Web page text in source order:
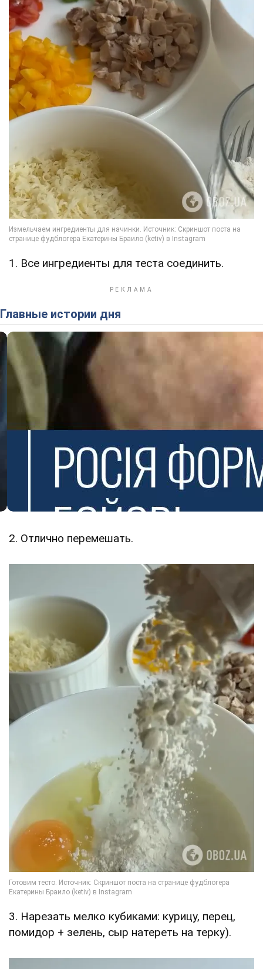
1. Все ингредиенты для теста соединить.
Главные истории дня
2. Отлично перемешать.
3. Нарезать мелко кубиками: курицу, перец,
помидор + зелень, сыр натереть на терку).